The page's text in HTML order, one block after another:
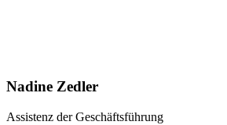
Nadine Zedler
Assistenz der Geschäftsführung